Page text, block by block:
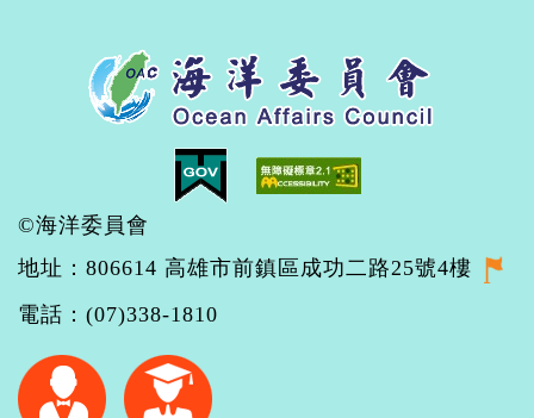
©海洋委員會
地址：806614 高雄市前鎮區成功二路25號4樓
電話：(07)338-1810